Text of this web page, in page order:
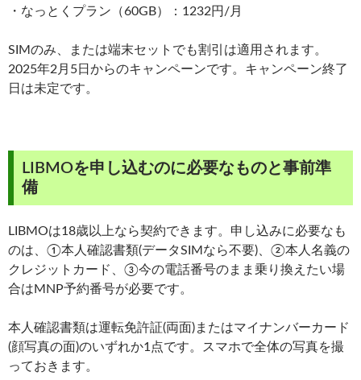
・なっとくプラン（60GB）：1232円/月
SIMのみ、または端末セットでも割引は適用されます。
2025年2月5日からのキャンペーンです。キャンペーン終了
日は未定です。
LIBMOを申し込むのに必要なものと事前準
備
LIBMOは18歳以上なら契約できます。申し込みに必要なも
のは、①本人確認書類(データSIMなら不要)、②本人名義の
クレジットカード、③今の電話番号のまま乗り換えたい場
合はMNP予約番号が必要です。
本人確認書類は運転免許証(両面)またはマイナンバーカード
(顔写真の面)のいずれか1点です。スマホで全体の写真を撮
っておきます。